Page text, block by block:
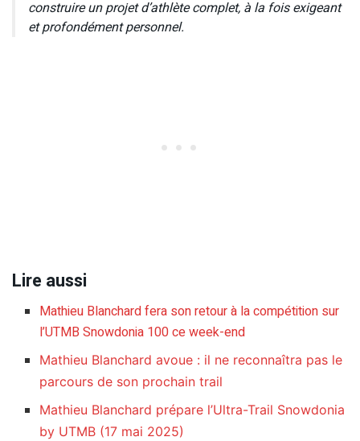
construire un projet d’athlète complet, à la fois exigeant
et profondément personnel.
Lire aussi
Mathieu Blanchard fera son retour à la compétition sur
l’UTMB Snowdonia 100 ce week-end
Mathieu Blanchard avoue : il ne reconnaîtra pas le
parcours de son prochain trail
Mathieu Blanchard prépare l’Ultra-Trail Snowdonia
by UTMB (17 mai 2025)